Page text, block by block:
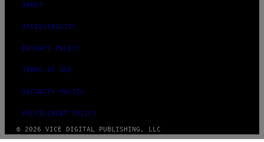
ABOUT
ACCESSIBILITY
PRIVACY POLICY
TERMS OF USE
SECURITY POLICY
FULFILLMENT POLICY
© 2026 VICE DIGITAL PUBLISHING, LLC